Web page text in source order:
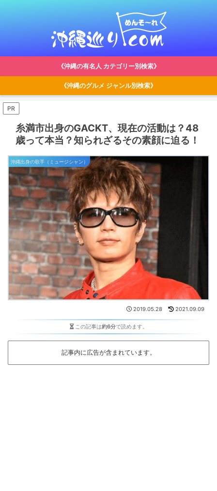
《沖縄の有名人 カテゴリー別検索》
《沖縄のグルメ ジャンル別検索》
PR
糸満市出身のGACKT、現在の活動は？48
歳って本当？知られざるその素顔に迫る！
沖縄出身の歌手（ミュージシャン）
2019.05.28 2021.09.09
この記事は約6分で読めます。
記事内に広告が含まれています。